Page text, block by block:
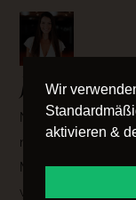
Nach den Grund-
noch lange nicht
Möglichkeit, deine
weiterhin Neues
Wir
aktivieren &